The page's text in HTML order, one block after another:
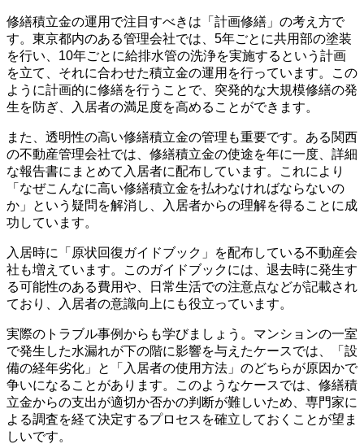
修繕積立金の運用で注目すべきは「計画修繕」の考え方で
す。東京都内のある管理会社では、5年ごとに共用部の塗装
を行い、10年ごとに給排水管の洗浄を実施するという計画
を立て、それに合わせた積立金の運用を行っています。この
ように計画的に修繕を行うことで、突発的な大規模修繕の発
生を防ぎ、入居者の満足度を高めることができます。
また、透明性の高い修繕積立金の管理も重要です。ある関西
の不動産管理会社では、修繕積立金の使途を年に一度、詳細
な報告書にまとめて入居者に配布しています。これにより
「なぜこんなに高い修繕積立金を払わなければならないの
か」という疑問を解消し、入居者からの理解を得ることに成
功しています。
入居時に「原状回復ガイドブック」を配布している不動産会
社も増えています。このガイドブックには、退去時に発生す
る可能性のある費用や、日常生活での注意点などが記載され
ており、入居者の意識向上にも役立っています。
実際のトラブル事例からも学びましょう。マンションの一室
で発生した水漏れが下の階に影響を与えたケースでは、「設
備の経年劣化」と「入居者の使用方法」のどちらが原因かで
争いになることがあります。このようなケースでは、修繕積
立金からの支出が適切か否かの判断が難しいため、専門家に
よる調査を経て決定するプロセスを確立しておくことが望ま
しいです。